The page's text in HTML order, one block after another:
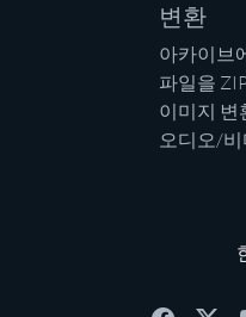
변환
아카이브
파일을
이미지 변
오디오/